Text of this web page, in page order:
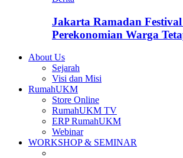
Jakarta Ramadan
Perekonomian Warga
About Us
Sejarah
Visi dan Misi
RumahUKM
Store Online
RumahUKM TV
ERP RumahUKM
Webinar
WORKSHOP & SEMINAR